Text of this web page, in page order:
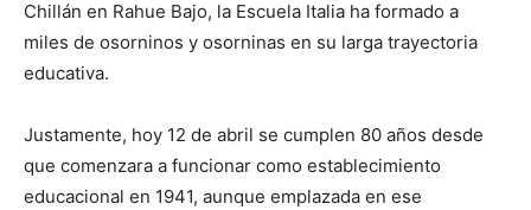
Chillán en Rahue Bajo, la Escuela Italia ha formado a
miles de osorninos y osorninas en su larga trayectoria
educativa.
Justamente, hoy 12 de abril se cumplen 80 años desde
que comenzara a funcionar como establecimiento
educacional en 1941, aunque emplazada en ese